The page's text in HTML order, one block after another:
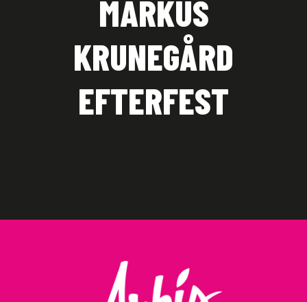
MARKUS
KRUNEGÅRD
EFTERFEST